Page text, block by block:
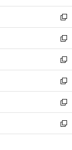
開
く
ウ
で
開
く
ン
ド
ウ
で
開
く
ウ
ィ
ン
ド
ウ
で
開
く
し
い
ウ
ィ
ン
ド
ウ
で
開
く
新
し
い
ウ
ィ
ン
ド
ウ
で
開
く
新
し
い
ウ
ィ
ン
ド
ウ
で
開
新
し
い
ウ
ィ
ン
ド
ウ
新
し
い
ウ
ィ
ン
新
し
い
ウ
新
し